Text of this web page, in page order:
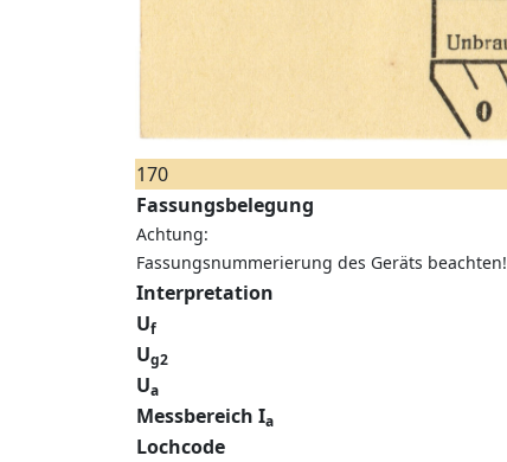
170
Fassungsbelegung
Achtung:
Fassungsnummerierung des Geräts beachten!
Interpretation
Uf
Ug2
Ua
Messbereich Ia
Lochcode